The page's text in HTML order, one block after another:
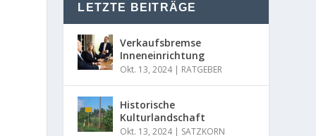
LETZTE BEITRÄGE
Verkaufsbremse
Inneneinrichtung
Okt. 13, 2024| RATGEBER
Historische
Kulturlandschaft
Okt. 13, 2024| SATZKORN